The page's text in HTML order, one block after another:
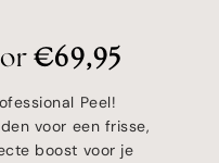
€69,95
Peel!
voor een frisse,
boost voor je